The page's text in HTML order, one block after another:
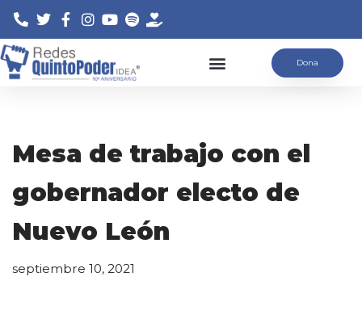
Saltar
al
Dona
Mesa de trabajo con el
gobernador electo de
Nuevo León
septiembre 10, 2021